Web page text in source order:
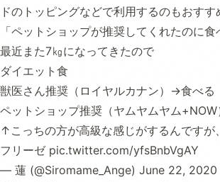
ドのトッピングなどで利用するのもおすす
「ペットショップが推奨してくれたのに食
最近また7㎏になってきたので
ダイエット食
獣医さん推奨（ロイヤルカナン）→食べる
ペットショップ推奨（ヤムヤムヤム
↑こっちの方が高級な感じがするんですが
フリーゼ pic.twitter.com/yfsBnbVgAY
— 蓮 (@Siromame_Ange) June 22, 2020